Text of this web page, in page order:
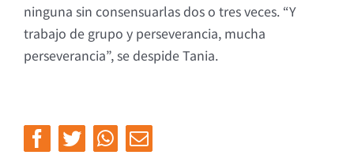
ninguna sin consensuarlas dos o tres veces. “Y
trabajo de grupo y perseverancia, mucha
perseverancia”, se despide Tania.
Facebook
TwitterWhatsapp
Email